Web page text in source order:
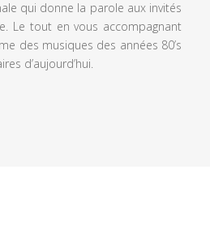
qui donne la parole aux invités
Le tout en vous accompagnant
des musiques des années 80’s
d’aujourd’hui.